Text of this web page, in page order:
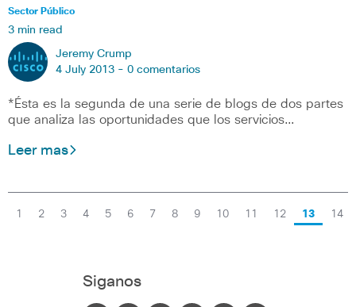
Sector Público
3 min read
Jeremy Crump
4 July 2013 - 0 comentarios
*Ésta es la segunda de una serie de blogs de dos partes
que analiza las oportunidades que los servicios…
Leer mas
1 2 3 4 5 6 7 8 9 10 11 12 13 14
Siganos